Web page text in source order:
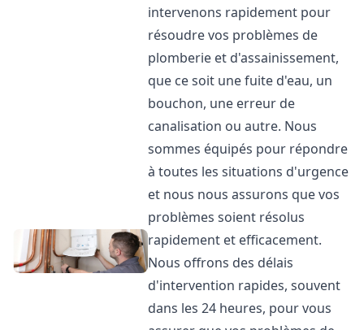
intervenons rapidement pour
résoudre vos problèmes de
plomberie et d'assainissement,
que ce soit une fuite d'eau, un
bouchon, une erreur de
canalisation ou autre. Nous
sommes équipés pour répondre
à toutes les situations d'urgence
et nous nous assurons que vos
problèmes soient résolus
rapidement et efficacement.
Nous offrons des délais
d'intervention rapides, souvent
dans les 24 heures, pour vous